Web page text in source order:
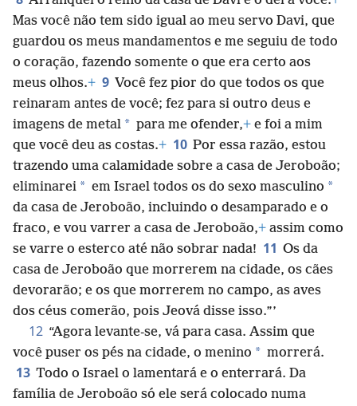
Mas você não tem sido igual ao meu servo Davi, que
guardou os meus mandamentos e me seguiu de todo
o coração, fazendo somente o que era certo aos
meus olhos.+ 9 Você fez pior do que todos os que
reinaram antes de você; fez para si outro deus e
imagens de metal * para me ofender,+ e foi a mim
que você deu as costas.+ 10 Por essa razão, estou
trazendo uma calamidade sobre a casa de Jeroboão;
eliminarei * em Israel todos os do sexo masculino *
da casa de Jeroboão, incluindo o desamparado e o
fraco, e vou varrer a casa de Jeroboão,+ assim como
se varre o esterco até não sobrar nada! 11 Os da
casa de Jeroboão que morrerem na cidade, os cães
devorarão; e os que morrerem no campo, as aves
dos céus comerão, pois Jeová disse isso.”’
12 “Agora levante-se, vá para casa. Assim que
você puser os pés na cidade, o menino * morrerá.
13 Todo o Israel o lamentará e o enterrará. Da
família de Jeroboão só ele será colocado numa